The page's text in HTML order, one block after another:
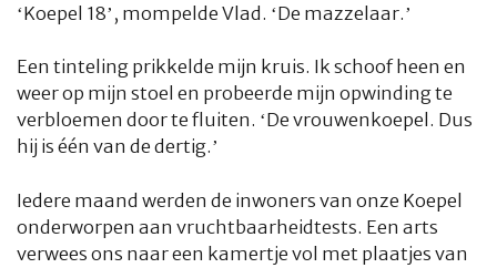
‘Koepel 18’, mompelde Vlad. ‘De mazzelaar.’
Een tinteling prikkelde mijn kruis. Ik schoof heen en
weer op mijn stoel en probeerde mijn opwinding te
verbloemen door te fluiten. ‘De vrouwenkoepel. Dus
hij is één van de dertig.’
Iedere maand werden de inwoners van onze Koepel
onderworpen aan vruchtbaarheidtests. Een arts
verwees ons naar een kamertje vol met plaatjes van